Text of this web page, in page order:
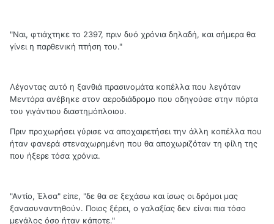
"Ναι, φτιάχτηκε το 2397, πριν δυό χρόνια δηλαδή, και σήμερα θα
γίνει η παρθενική πτήση του."
Λέγοντας αυτό η ξανθιά πρασινομάτα κοπέλλα που λεγόταν
Μεντόρα ανέβηκε στον αεροδιάδρομο που οδηγούσε στην πόρτα
του γιγάντιου διαστημόπλοιου.
Πριν προχωρήσει γύρισε να αποχαιρετήσει την άλλη κοπέλλα που
ήταν φανερά στεναχωρημένη που θα αποχωριζόταν τη φίλη της
που ήξερε τόσα χρόνια.
"Αντίο, Έλσα" είπε, "δε θα σε ξεχάσω και ίσως οι δρόμοι μας
ξανασυναντηθούν. Ποιος ξέρει, ο γαλαξίας δεν είναι πια τόσο
μεγάλος όσο ήταν κάποτε."